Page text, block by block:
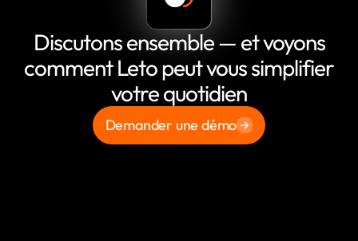
Discutons ensemble — et voyons
comment Leto peut vous simplifier
votre quotidien
Demander une démo